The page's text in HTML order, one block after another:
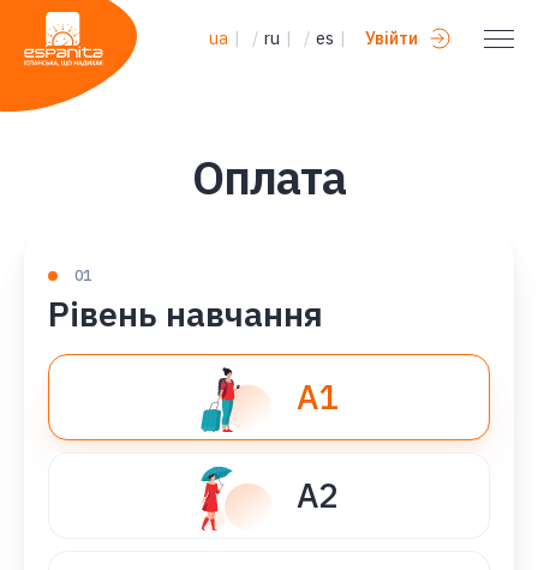
ua | / ru | / es | Увійти
Оплата
01
Рівень навчання
A1
A2